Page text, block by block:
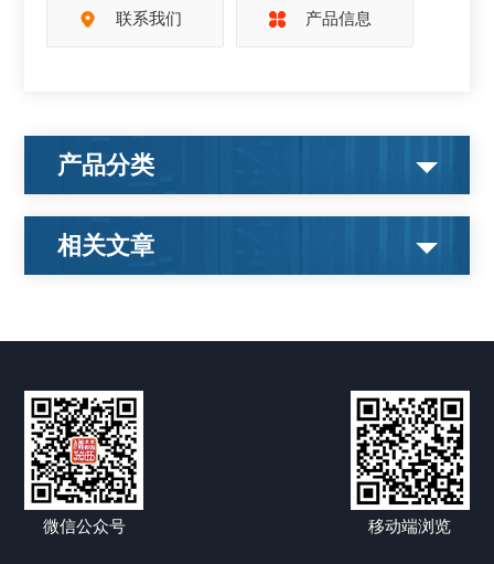
联系我们 产品信息
产品分类
相关文章
微信公众号 移动端浏览